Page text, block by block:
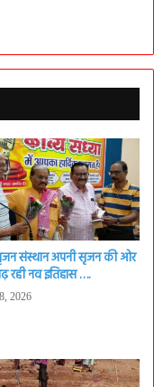
संस्थान अपनी सृजन की ओर
रही नव इतिहास ….
2026